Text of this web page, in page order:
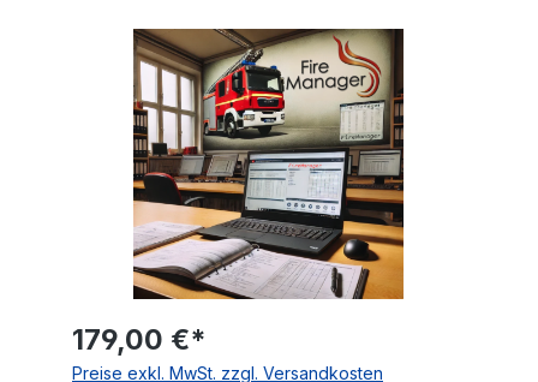
Bildergalerie überspringen
179,00 €*
Preise exkl. MwSt. zzgl. Versandkosten